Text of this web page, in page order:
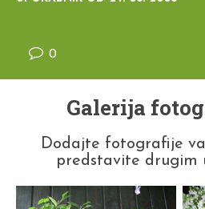
0
Galerija
Dodajte fotografije
predstavite drugim